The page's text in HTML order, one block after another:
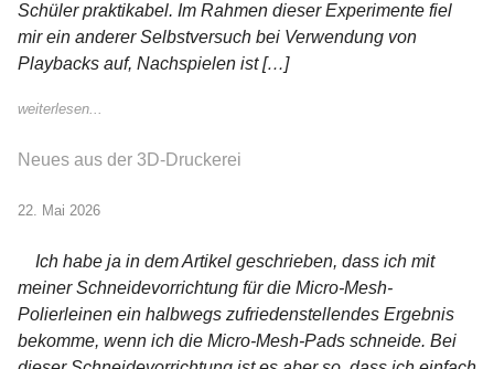
Schüler praktikabel. Im Rahmen dieser Experimente fiel
mir ein anderer Selbstversuch bei Verwendung von
Playbacks auf, Nachspielen ist […]
weiterlesen...
Neues aus der 3D-Druckerei
22. Mai 2026
Ich habe ja in dem Artikel geschrieben, dass ich mit
meiner Schneidevorrichtung für die Micro-Mesh-
Polierleinen ein halbwegs zufriedenstellendes Ergebnis
bekomme, wenn ich die Micro-Mesh-Pads schneide. Bei